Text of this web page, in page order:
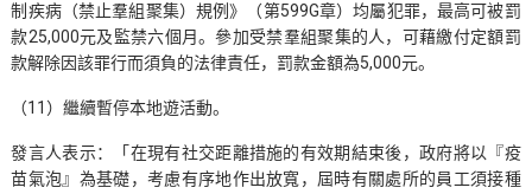
制疾病（禁止羣組聚集）規例》（第599G章）均屬犯罪，最高可被罰
款25,000元及監禁六個月。參加受禁羣組聚集的人，可藉繳付定額罰
款解除因該罪行而須負的法律責任，罰款金額為5,000元。
（11）繼續暫停本地遊活動。
發言人表示：「在現有社交距離措施的有效期結束後，政府將以『疫
苗氣泡』為基礎，考慮有序地作出放寬，屆時有關處所的員工須接種